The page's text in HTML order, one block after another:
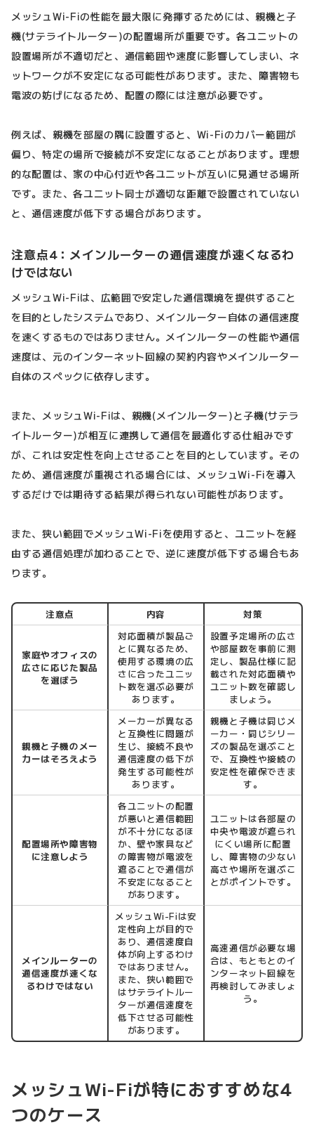
メッシュWi-Fiの性能を最大限に発揮するためには、親機と子
機(サテライトルーター)の配置場所が重要です。各ユニットの
設置場所が不適切だと、通信範囲や速度に影響してしまい、ネ
ットワークが不安定になる可能性があります。また、障害物も
電波の妨げになるため、配置の際には注意が必要です。
例えば、親機を部屋の隅に設置すると、Wi-Fiのカバー範囲が
偏り、特定の場所で接続が不安定になることがあります。理想
的な配置は、家の中心付近や各ユニットが互いに見通せる場所
です。また、各ユニット同士が適切な距離で設置されていない
と、通信速度が低下する場合があります。
注意点4：メインルーターの通信速度が速くなるわ
けではない
メッシュWi-Fiは、広範囲で安定した通信環境を提供すること
を目的としたシステムであり、メインルーター自体の通信速度
を速くするものではありません。メインルーターの性能や通信
速度は、元のインターネット回線の契約内容やメインルーター
自体のスペックに依存します。
また、メッシュWi-Fiは、親機(メインルーター)と子機(サテラ
イトルーター)が相互に連携して通信を最適化する仕組みです
が、これは安定性を向上させることを目的としています。その
ため、通信速度が重視される場合には、メッシュWi-Fiを導入
するだけでは期待する結果が得られない可能性があります。
また、狭い範囲でメッシュWi-Fiを使用すると、ユニットを経
由する通信処理が加わることで、逆に速度が低下する場合もあ
ります。
注意点 内容 対策
家庭やオフィスの
広さに応じた製品
を選ぼう
対応面積が製品ご
とに異なるため、
使用する環境の広
さに合ったユニッ
ト数を選ぶ必要が
あります。
設置予定場所の広さ
や部屋数を事前に測
定し、製品仕様に記
載された対応面積や
ユニット数を確認し
ましょう。
親機と子機のメー
カーはそろえよう
メーカーが異なる
と互換性に問題が
生じ、接続不良や
通信速度の低下が
発生する可能性が
あります。
親機と子機は同じメ
ーカー・同じシリー
ズの製品を選ぶこと
で、互換性や接続の
安定性を確保できま
す。
配置場所や障害物
に注意しよう
各ユニットの配置
が悪いと通信範囲
が不十分になるほ
か、壁や家具など
の障害物が電波を
遮ることで通信が
不安定になること
があります。
ユニットは各部屋の
中央や電波が遮られ
にくい場所に配置
し、障害物の少ない
高さや場所を選ぶこ
とがポイントです。
メインルーターの
通信速度が速くな
るわけではない
メッシュWi-Fiは安
定性向上が目的で
あり、通信速度自
体が向上するわけ
ではありません。
また、狭い範囲で
はサテライトルー
ターが通信速度を
低下させる可能性
があります。
高速通信が必要な場
合は、もともとのイ
ンターネット回線を
再検討してみましょ
う。
メッシュWi-Fiが特におすすめな4
つのケース